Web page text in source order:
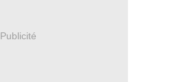
Publicité